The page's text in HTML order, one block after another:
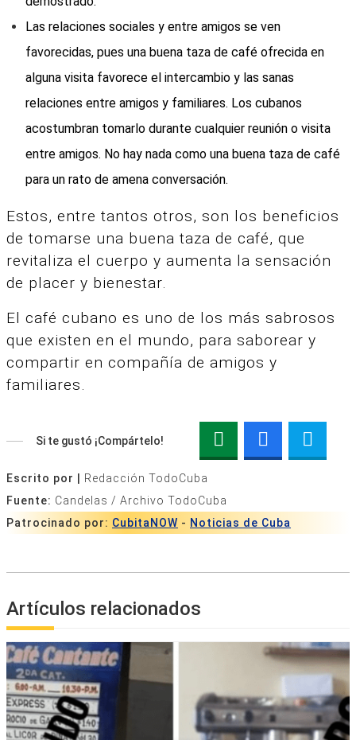
Las relaciones sociales y entre amigos se ven
favorecidas, pues una buena taza de café ofrecida en
alguna visita favorece el intercambio y las sanas
relaciones entre amigos y familiares. Los cubanos
acostumbran tomarlo durante cualquier reunión o visita
entre amigos. No hay nada como una buena taza de café
para un rato de amena conversación.
Estos, entre tantos otros, son los beneficios
de tomarse una buena taza de café, que
revitaliza el cuerpo y aumenta la sensación
de placer y bienestar.
El café cubano es uno de los más sabrosos
que existen en el mundo, para saborear y
compartir en compañía de amigos y
familiares.
Si te gustó ¡Compártelo!
Escrito por |
Redacción TodoCuba
Fuente: Candelas / Archivo TodoCuba
Patrocinado por: CubitaNOW - Noticias de Cuba
Artículos relacionados